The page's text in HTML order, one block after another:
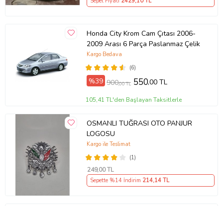
Honda City Krom Cam Çıtası 2006-
2009 Arası 6 Parça Paslanmaz Çelik
(6)
Kargo Bedava
%39 900,00 TL 550,00 TL
105,41 TL'den Başlayan Taksitlerle
OSMANLI TUĞRASI OTO PANJUR
LOGOSU
(1)
Kargo ile Teslimat
249,00 TL
Sepette %14 İndirim 214,14 TL